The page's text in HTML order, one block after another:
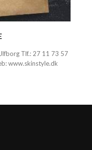
Tlf.:27 11 73 57
www.skinstyle.dk